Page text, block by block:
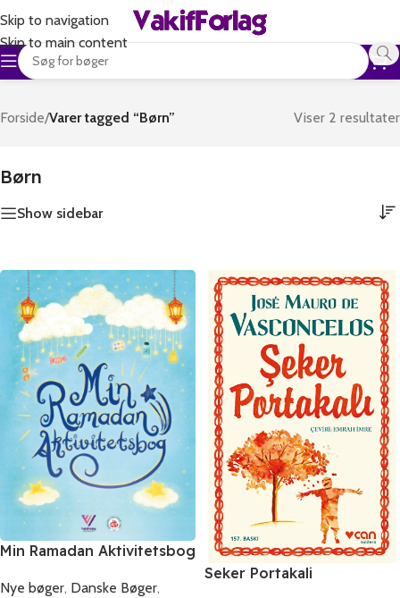
Skip to navigation
Skip to main content
Forside/Varer tagged “Børn” Viser 2 resultater
Børn
Show sidebar
Min Ramadan Aktivitetsbog
Nye bøger, Danske Bøger,
Seker Portakali